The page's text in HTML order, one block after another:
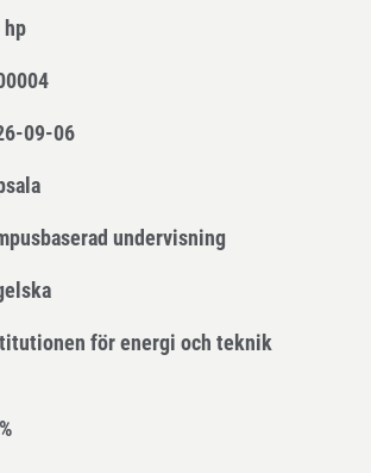
hp
09-06
undervisning
för energi och teknik